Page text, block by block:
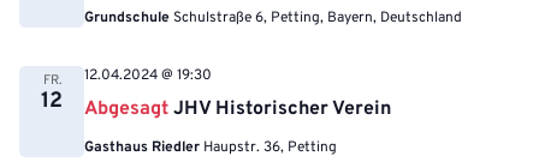
Grundschule Schulstraße 6, Petting, Bayern, Deutschland
FR.
12 Abgesagt JHV Historischer Verein
12.04.2024 @ 19:30
Gasthaus Riedler Haupstr. 36, Petting